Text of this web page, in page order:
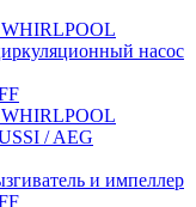
насос
/ AEG
и импеллер